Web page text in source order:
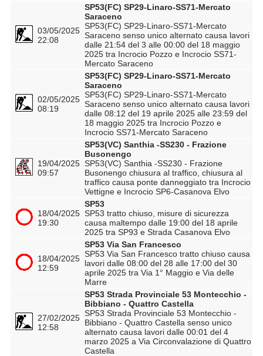
03/05/2025
22:08
SP53(FC) SP29-Linaro-SS71-Mercato
Saraceno
SP53(FC) SP29-Linaro-SS71-Mercato
Saraceno senso unico alternato causa lavori
dalle 21:54 del 3 alle 00:00 del 18 maggio
2025 tra Incrocio Pozzo e Incrocio SS71-
Mercato Saraceno
02/05/2025
08:19
SP53(FC) SP29-Linaro-SS71-Mercato
Saraceno
SP53(FC) SP29-Linaro-SS71-Mercato
Saraceno senso unico alternato causa lavori
dalle 08:12 del 19 aprile 2025 alle 23:59 del
18 maggio 2025 tra Incrocio Pozzo e
Incrocio SS71-Mercato Saraceno
19/04/2025
09:57
SP53(VC) Santhia -SS230 - Frazione
Busonengo
SP53(VC) Santhia -SS230 - Frazione
Busonengo chiusura al traffico, chiusura al
traffico causa ponte danneggiato tra Incrocio
Vettigne e Incrocio SP6-Casanova Elvo
18/04/2025
19:30
SP53
SP53 tratto chiuso, misure di sicurezza
causa maltempo dalle 19:00 del 18 aprile
2025 tra SP93 e Strada Casanova Elvo
18/04/2025
12:59
SP53 Via San Francesco
SP53 Via San Francesco tratto chiuso causa
lavori dalle 08:00 del 28 alle 17:00 del 30
aprile 2025 tra Via 1° Maggio e Via delle
Marre
27/02/2025
12:58
SP53 Strada Provinciale 53 Montecchio -
Bibbiano - Quattro Castella
SP53 Strada Provinciale 53 Montecchio -
Bibbiano - Quattro Castella senso unico
alternato causa lavori dalle 00:01 del 4
marzo 2025 a Via Circonvalazione di Quattro
Castella